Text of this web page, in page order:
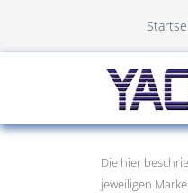
Die hier
jeweiligen